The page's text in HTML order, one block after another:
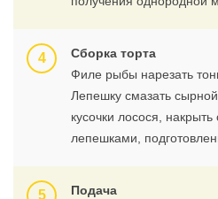
Сборка торта
Филе рыбы нарезать
Лепешку смазать
кусочки лосося,
лепешками,
Подача